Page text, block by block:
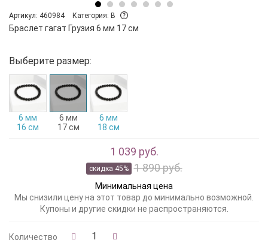
Артикул: 460984 Категория: B
Браслет гагат Грузия 6 мм 17 см
Выберите размер:
6 мм
16 см
6 мм
17 см
6 мм
18 см
1 039 руб.
скидка 45% 1 890 руб.
Минимальная цена
Мы снизили цену на этот товар до минимально возможной.
Купоны и другие скидки не распространяются.
Количество